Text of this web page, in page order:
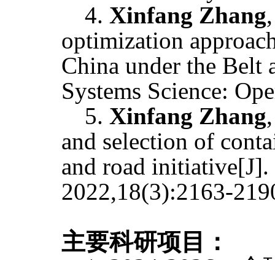
4. Xinfang Zhang
optimization
China under the Belt
Systems Science:
5. Xinfang Zhang
and selection of
and road
2022,18(3):2163-
主要科研项目：